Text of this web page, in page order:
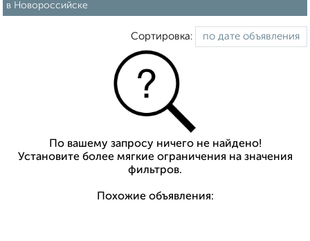
в Новороссийске
Сортировка:
По вашему запросу ничего не найдено!
Установите более мягкие ограничения на значения
фильтров.
Похожие объявления: